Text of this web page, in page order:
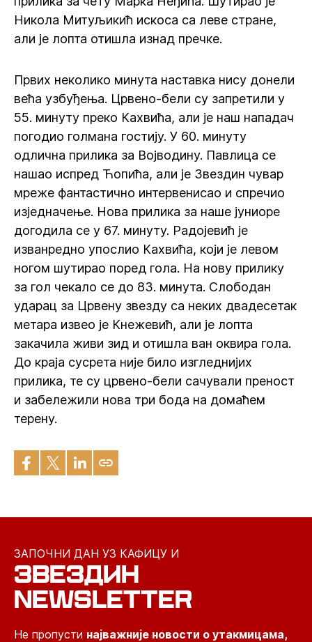
Никола Митуљикић искоса са леве стране,
али је лопта отишла изнад пречке.
Првих неколико минута наставка нису донели
већа узбуђења. Црвено-бели су запретили у
55. минуту преко Кахвића, али је наш нападач
погодио голмана гостију. У 60. минуту
одлична прилика за Војводину. Павлица се
нашао испред Ћопића, али је Звездин чувар
мреже фантастично интервенисао и спречио
изједначење. Нова прилика за наше јуниоре
догодила се у 67. минуту. Радојевић је
изванредно упослио Кахвића, који је левом
ногом шутирао поред гола. На нову прилику
за гол чекало се до 83. минута. Слободан
ударац за Црвену звезду са неких двадесетак
метара извео је Кнежевић, али је лопта
закачила живи зид и отишла ван оквира гола.
До краја сусрета није било изгледнијих
прилика, те су црвено-бели сачували преност
и забележили нова три бода на домаћем
терену.
ЗАПОЧНИ ДАН УЗ КАФИЦУ И
ЗВЕЗДИН
NEWSLETTER
Не пропусти најважније новости о утакмицама,